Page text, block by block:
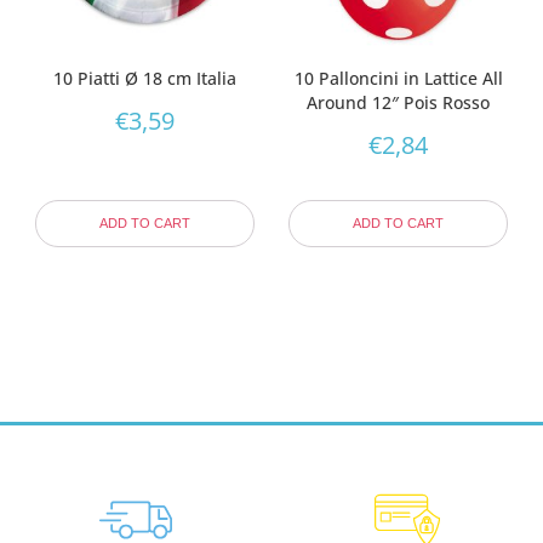
10 Piatti Ø 18 cm Italia
€3,59
ADD TO CART
10 Palloncini in Lattice All
Around 12″ Pois Rosso
€2,84
ADD TO CART